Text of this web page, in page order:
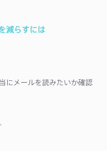
減らすには
にメールを読みたいか確認